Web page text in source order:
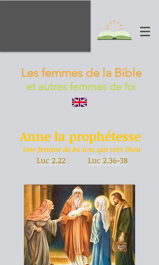
Les femmes de la Bible
et autres femmes de foi
Anne la prophétesse
Une femme de 84 ans qui sert Dieu
Luc 2.22 Luc 2.36-38